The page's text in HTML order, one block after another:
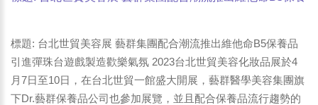
標題: 台北世貿美容展 藝群集團配合潮流推出維他命B5保養品
引進彈珠台遊戲製造歡樂氣氛 2023台北世貿美容化妝品展於4
月7日至10日，在台北世貿一館盛大開展，藝群醫學美容集團旗
下Dr.藝群保養品公司也參加展覽，並且配合保養品流行趨勢的